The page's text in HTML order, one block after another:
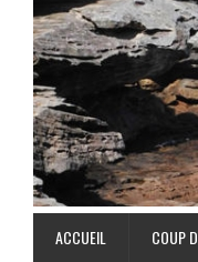
ACCUEIL COUP